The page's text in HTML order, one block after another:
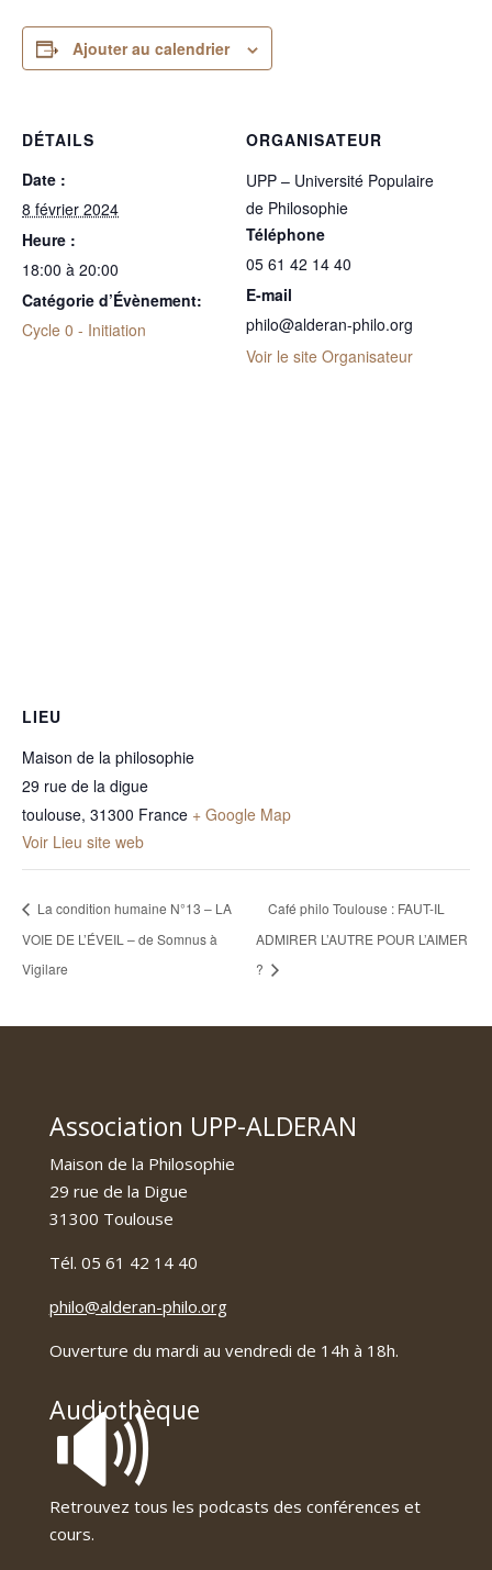
Ajouter au calendrier
DÉTAILS
Date :
8 février 2024
Heure :
18:00 à 20:00
Catégorie d’Évènement:
Cycle 0 - Initiation
ORGANISATEUR
UPP – Université Populaire
de Philosophie
Téléphone
05 61 42 14 40
E-mail
philo@alderan-philo.org
Voir le site Organisateur
LIEU
Maison de la philosophie
29 rue de la digue
toulouse, 31300 France + Google Map
Voir Lieu site web
La condition humaine N°13 – LA
VOIE DE L’ÉVEIL – de Somnus à
Vigilare
Café philo Toulouse : FAUT-IL
ADMIRER L’AUTRE POUR L’AIMER
?
Association UPP-ALDERAN
Maison de la Philosophie
29 rue de la Digue
31300 Toulouse
Tél. 05 61 42 14 40
philo@alderan-philo.org
Ouverture du mardi au vendredi de 14h à 18h.
Audiothèque
🔊
Retrouvez tous les podcasts des conférences et
cours.